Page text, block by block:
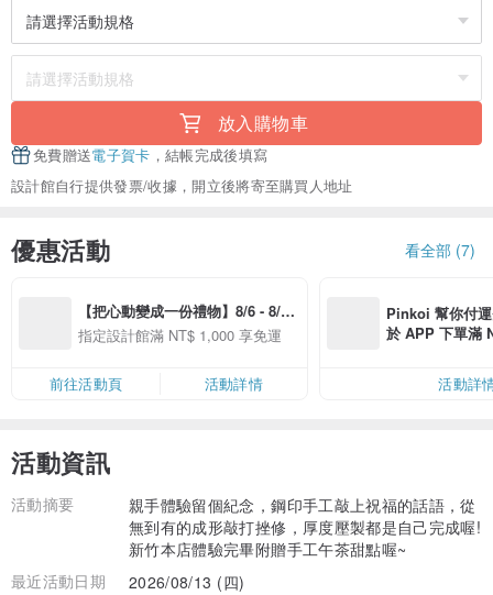
放入購物車
免費贈送電子賀卡 ，結帳完成後填寫
設計館自行提供發票/收據，開立後將寄至購買人地址
優惠活動 看全部 (7)
【把心動變成一份禮物】8/6 - 8/20
精選品牌全館滿 NT$1,000 免運
指定設計館滿 NT$ 1,000 享免運
前往活動頁 活動詳情
Pinkoi 幫你付
於 APP 下單滿
活動詳
活動資訊
活動摘要
親手體驗留個紀念，鋼印手工敲上祝福的話語，從
無到有的成形敲打挫修，厚度壓製都是自己完成喔!
新竹本店體驗完畢附贈手工午茶甜點喔~
最近活動日期
2026/08/13 (四)